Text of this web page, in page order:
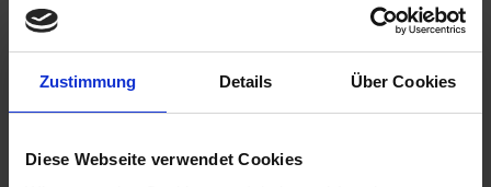
Zustimmung Details Über Cookies
Diese Webseite verwendet Cookies
Aktuelles Gesundheitswesen
Patientenveranstaltungen
Demenz
Patientenverfügung und Vorsorgevollmacht
Selbsthilfegruppen